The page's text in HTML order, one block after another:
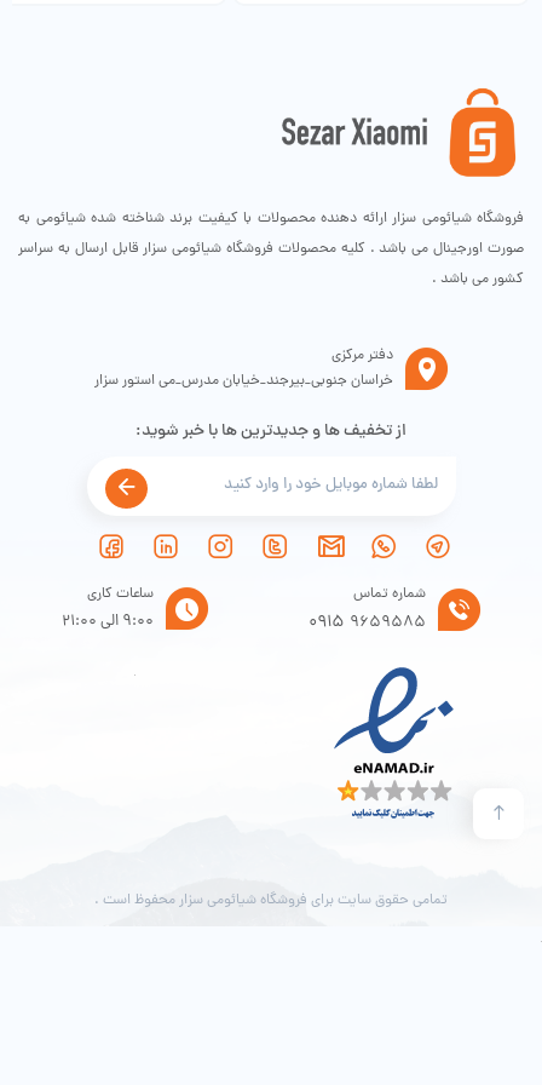
فروشگاه شیائومی سزار ارائه دهنده محصولات با کیفیت برند شناخته شده شیائومی به
صورت اورجینال می باشد . کلیه محصولات فروشگاه شیائومی سزار قابل ارسال به سراسر
کشور می باشد .
شماره تماس
0915 9659585
ساعات کاری
9:00 الی 21:00
دفتر مرکزی
خراسان جنوبی_بیرجند_خیابان مدرس_می استور سزار
از تخفیف ها و جدیدترین ها با خبر شوید:
تمامی حقوق سایت برای فروشگاه شیائومی سزار محفوظ است .